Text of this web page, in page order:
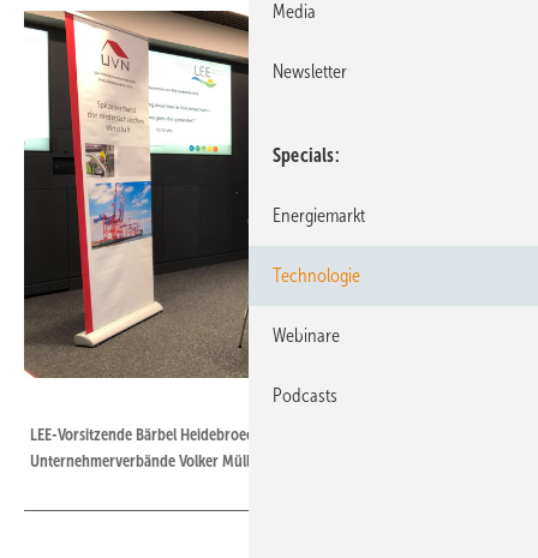
LEE-Vorsitzende Bärbel Heidebroeck und der Chef der
Unternehmerverbände Volker Müller bei der Pressekonferenz.
Media
Newsletter
Specials
Energiemarkt
Technologie
Webinare
Podcasts